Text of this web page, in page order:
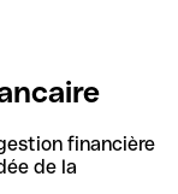
financière
de la